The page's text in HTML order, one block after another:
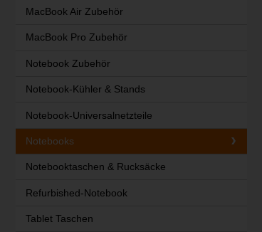
MacBook Air Zubehör
MacBook Pro Zubehör
Notebook Zubehör
Notebook-Kühler & Stands
Notebook-Universalnetzteile
Notebooks
Notebooktaschen & Rucksäcke
Refurbished-Notebook
Tablet Taschen